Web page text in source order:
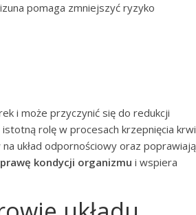
pomaga zmniejszyć ryzyko
i może przyczynić się do redukcji
rolę w procesach krzepnięcia krwi
układ odpornościowy oraz poprawiają
kondycji organizmu i wspiera